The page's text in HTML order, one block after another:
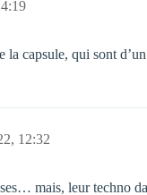
la capsule, qui sont
12:32
mais, leur techno